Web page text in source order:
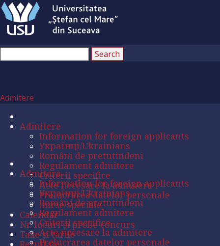
Admitere
Admitere
Information for foreign applicants
Українці/Ukrainians
Români de pretutindeni
Regulament admitere
Criterii specifice
Acte necesare la admitere
Prelucrarea datelor personale
Burse speciale
Calendar
Nr. locuri și probe concurs
Taxe și tarife
Admitere
Information for foreign applicants
Українці/Ukrainians
Români de pretutindeni
Regulament admitere
Criterii specifice
Acte necesare la admitere
Prelucrarea datelor personale